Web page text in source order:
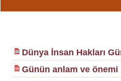
Dünya İnsan Hakları
Günün anlam ve önemi